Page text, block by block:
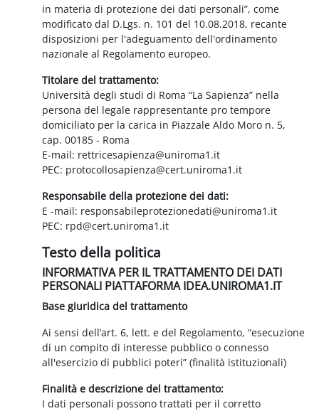
in materia di protezione dei dati personali”, come
modificato dal D.Lgs. n. 101 del 10.08.2018, recante
disposizioni per l'adeguamento dell'ordinamento
nazionale al Regolamento europeo.
Titolare del trattamento:
Università degli studi di Roma “La Sapienza” nella
persona del legale rappresentante pro tempore
domiciliato per la carica in Piazzale Aldo Moro n. 5,
cap. 00185 - Roma
E-mail: rettricesapienza@uniroma1.it
PEC: protocollosapienza@cert.uniroma1.it
Responsabile della protezione dei dati:
E -mail: responsabileprotezionedati@uniroma1.it
PEC: rpd@cert.uniroma1.it
Testo della politica
INFORMATIVA PER IL TRATTAMENTO DEI DATI
PERSONALI PIATTAFORMA IDEA.UNIROMA1.IT
Base giuridica del trattamento
Ai sensi dell’art. 6, lett. e del Regolamento, “esecuzione
di un compito di interesse pubblico o connesso
all'esercizio di pubblici poteri” (finalità istituzionali)
Finalità e descrizione del trattamento:
I dati personali possono trattati per il corretto